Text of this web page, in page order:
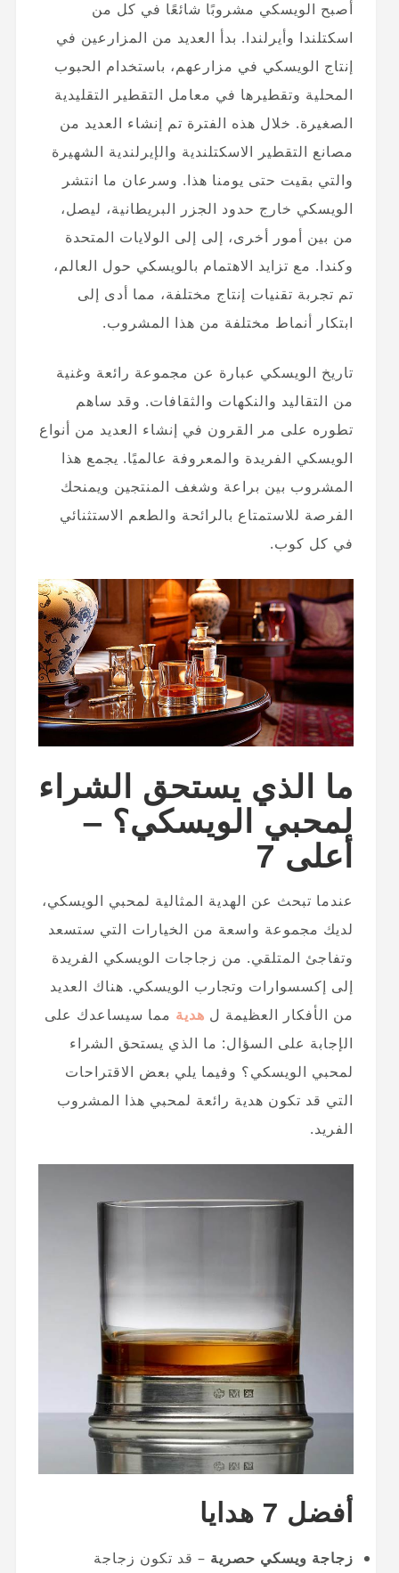
أصبح الويسكي مشروبًا شائعًا في كل من
اسكتلندا وأيرلندا. بدأ العديد من المزارعين في
إنتاج الويسكي في مزارعهم، باستخدام الحبوب
المحلية وتقطيرها في معامل التقطير التقليدية
الصغيرة. خلال هذه الفترة تم إنشاء العديد من
مصانع التقطير الاسكتلندية والإيرلندية الشهيرة
والتي بقيت حتى يومنا هذا. وسرعان ما انتشر
الويسكي خارج حدود الجزر البريطانية، ليصل،
من بين أمور أخرى، إلى إلى الولايات المتحدة
وكندا. مع تزايد الاهتمام بالويسكي حول العالم،
تم تجربة تقنيات إنتاج مختلفة، مما أدى إلى
ابتكار أنماط مختلفة من هذا المشروب.
تاريخ الويسكي عبارة عن مجموعة رائعة وغنية
من التقاليد والنكهات والثقافات. وقد ساهم
تطوره على مر القرون في إنشاء العديد من أنواع
الويسكي الفريدة والمعروفة عالميًا. يجمع هذا
المشروب بين براعة وشغف المنتجين ويمنحك
الفرصة للاستمتاع بالرائحة والطعم الاستثنائي
في كل كوب.
ما الذي يستحق الشراء
لمحبي الويسكي؟ –
أعلى 7
عندما تبحث عن الهدية المثالية لمحبي الويسكي،
لديك مجموعة واسعة من الخيارات التي ستسعد
وتفاجئ المتلقي. من زجاجات الويسكي الفريدة
إلى إكسسوارات وتجارب الويسكي. هناك العديد
من الأفكار العظيمة ل هدية مما سيساعدك على
الإجابة على السؤال: ما الذي يستحق الشراء
لمحبي الويسكي؟ وفيما يلي بعض الاقتراحات
التي قد تكون هدية رائعة لمحبي هذا المشروب
الفريد.
أفضل 7 هدايا
زجاجة ويسكي حصرية – قد تكون زجاجة